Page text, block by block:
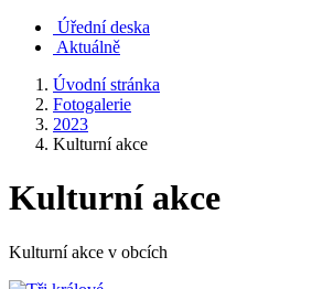
Úřední deska
Aktuálně
Úvodní stránka
Fotogalerie
2023
Kulturní akce
Kulturní akce
Kulturní akce v obcích